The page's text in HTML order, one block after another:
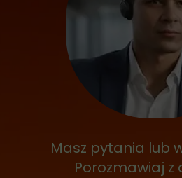
Masz pytania lub
Porozmawiaj